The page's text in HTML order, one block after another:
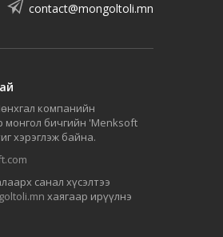
contact@mongoltoli.mn
компанийн
бичгийн 'Menksoft
хэрэглэж байна.
санал хүсэлтээ
хаягаар ирүүлнэ